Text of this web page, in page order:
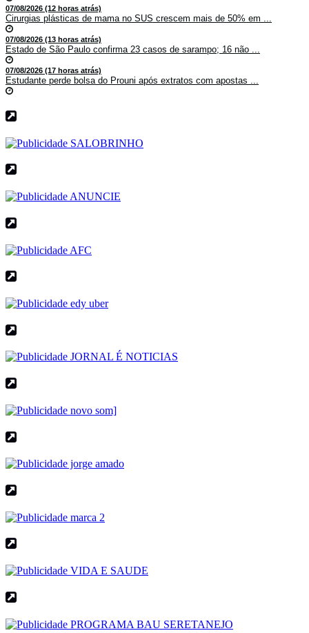
07/08/2026 (12 horas atrás)
Cirurgias plásticas de mama no SUS crescem mais de 50% em ...
07/08/2026 (13 horas atrás)
Estado de São Paulo confirma 23 casos de sarampo; 16 não ...
07/08/2026 (17 horas atrás)
Estudante perde bolsa do Prouni após extratos com apostas ...